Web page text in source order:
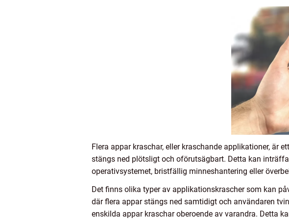
Flera appar kraschar, eller kraschande applikationer, är
stängs ned plötsligt och oförutsägbart. Detta kan
operativsystemet, bristfällig minneshantering eller
Det finns olika typer av applikationskrascher som kan
där flera appar stängs ned samtidigt och användaren
enskilda appar kraschar oberoende av varandra. Detta